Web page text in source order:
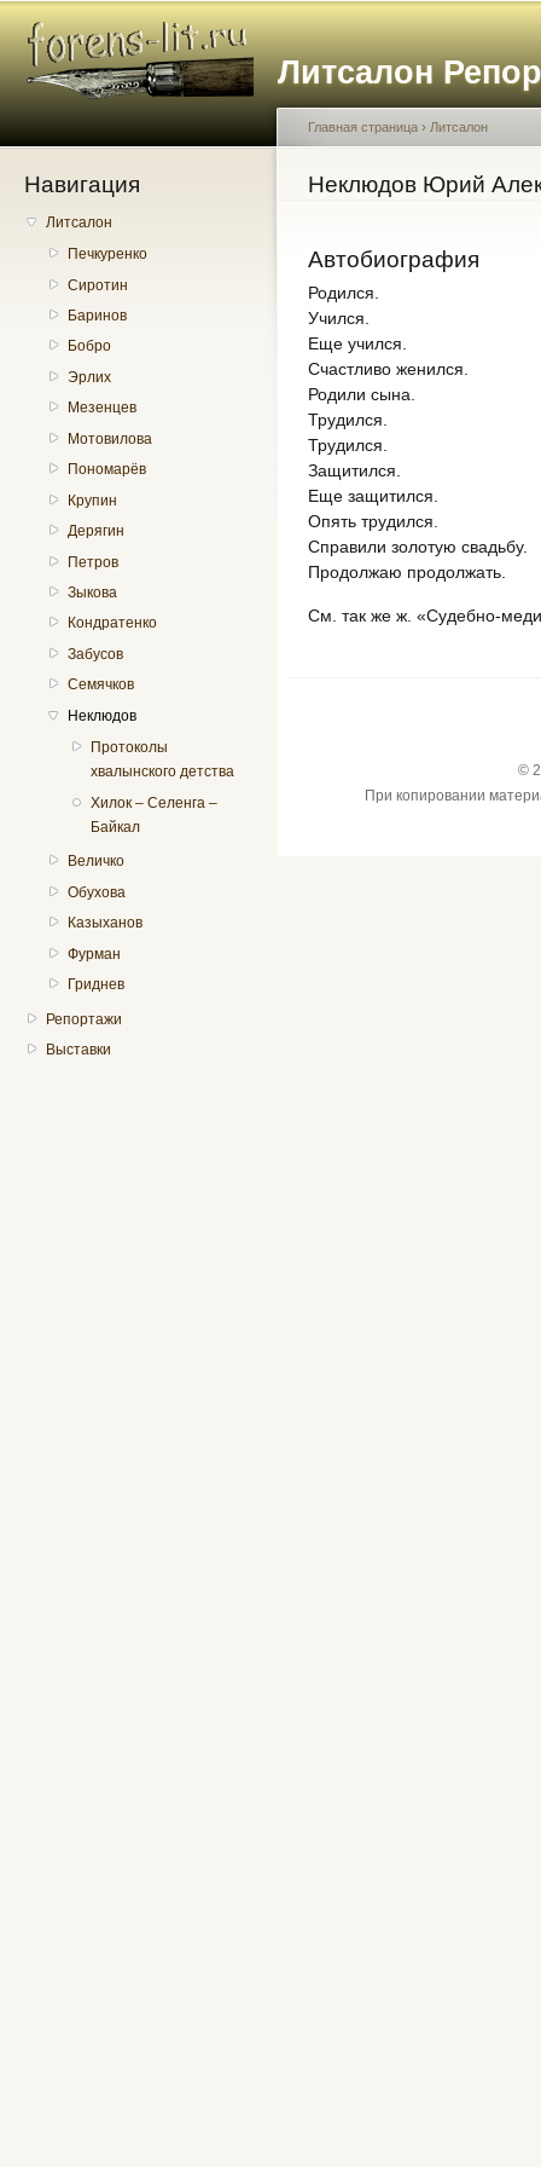
Литсалон
Навигация
Литсалон
Печкуренко
Сиротин
Баринов
Бобро
Эрлих
Мезенцев
Мотовилова
Пономарёв
Крупин
Дерягин
Петров
Зыкова
Кондратенко
Забусов
Семячков
Неклюдов
Протоколы
хвалынского детства
Хилок – Селенга –
Байкал
Величко
Обухова
Казыханов
Фурман
Гриднев
Репортажи
Выставки
Вы здесь
Главная страница › Литсалон
Неклюдов Юрий
Автобиография
Родился.
Учился.
Еще учился.
Счастливо женился.
Родили сына.
Трудился.
Трудился.
Защитился.
Еще защитился.
Опять трудился.
Справили золотую свадьбу.
Продолжаю продолжать.
См. так же ж. «Судебно-
©
При копировании